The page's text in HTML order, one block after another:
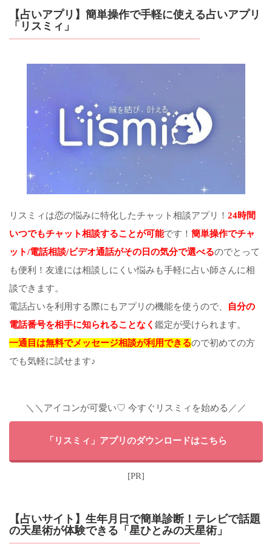
【占いアプリ】簡単操作で手軽に使える占いアプリ
「リスミィ」
リスミィは恋の悩みに特化したチャット相談アプリ！ 24時間
いつでもチャット相談することが可能です！ 簡単操作でチャ
ット/電話相談/ビデオ通話がその日の気分で選べるのでとって
も便利！友達には相談しにくい悩みも手軽に占い師さんに相
談できます。
電話占いを利用する際にもアプリの機能を使うので、
自分の
電話番号を相手に知られることなく 鑑定が受けられます。
一通目は無料でメッセージ相談が利用できるので初めての方
でも気軽に試せます♪
＼＼アイコンが可愛い♡ 今すぐリスミィを始める／／
「リスミィ」アプリのダウンロードはこちら
[PR]
【占いサイト】生年月日で簡単診断！テレビで話題
の天星術が体験できる「星ひとみの天星術」